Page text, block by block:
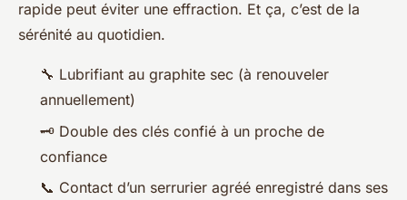
rapide peut éviter une effraction. Et ça, c’est de la
sérénité au quotidien.
🔧 Lubrifiant au graphite sec (à renouveler
annuellement)
🗝️ Double des clés confié à un proche de
confiance
📞 Contact d’un serrurier agréé enregistré dans ses